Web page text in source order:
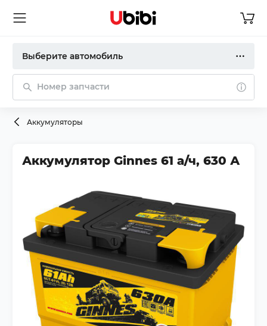
Выберите автомобиль
Номер запчасти
Аккумуляторы
Аккумулятор Ginnes 61 а/ч, 630 А